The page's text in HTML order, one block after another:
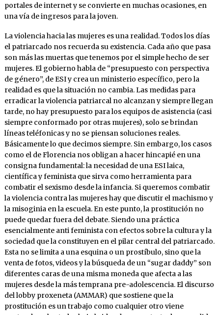
portales de internet y se convierte en muchas ocasiones, en
una vía de ingresos para la joven.
La violencia hacia las mujeres es una realidad. Todos los días
el patriarcado nos recuerda su existencia. Cada año que pasa
son más las muertas que tenemos por el simple hecho de ser
mujeres. El gobierno habla de “presupuesto con perspectiva
de género”, de ESI y crea un ministerio específico, pero la
realidad es que la situación no cambia. Las medidas para
erradicar la violencia patriarcal no alcanzan y siempre llegan
tarde, no hay presupuesto para los equipos de asistencia (casi
siempre conformado por otras mujeres), solo se brindan
líneas teléfonicas y no se piensan soluciones reales.
Básicamente lo que decimos siempre. Sin embargo, los casos
como el de Florencia nos obligan a hacer hincapié en una
consigna fundamental: la necesidad de una ESI laica,
científica y feminista que sirva como herramienta para
combatir el sexismo desde la infancia. Si queremos combatir
la violencia contra las mujeres hay que discutir el machismo y
la misoginia en la escuela. En este punto, la prostitución no
puede quedar fuera del debate. Siendo una práctica
esencialmente anti feminista con efectos sobre la cultura y la
sociedad que la constituyen en el pilar central del patriarcado.
Esta no se limita a una esquina o un prostíbulo, sino que la
venta de fotos, videos y la búsqueda de un “sugar daddy” son
diferentes caras de una misma moneda que afecta a las
mujeres desde la más temprana pre-adolescencia. El discurso
del lobby proxeneta (AMMAR) que sostiene que la
prostitución es un trabajo como cualquier otro viene